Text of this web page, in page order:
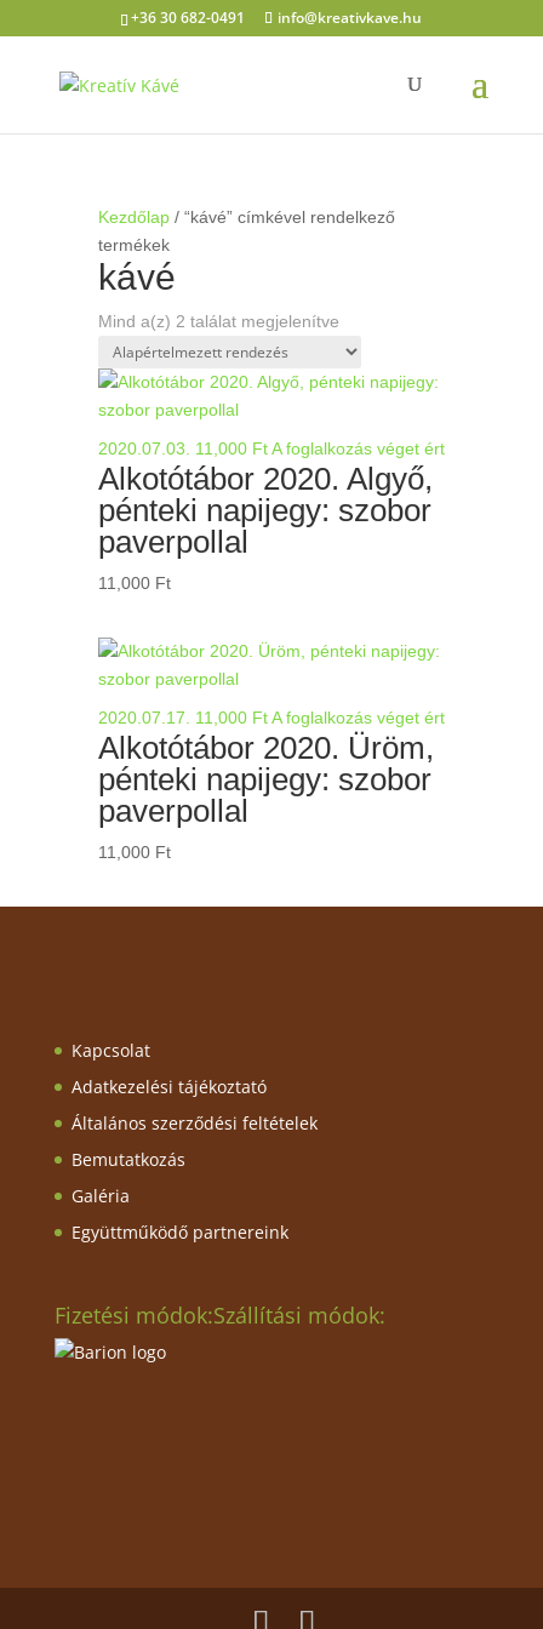
+36 30 682-0491 info@kreativkave.hu
Kezdőlap/ “kávé” címkével rendelkező
termékek
kávé
Mind a(z) 2 találat megjelenítve
2020.07.03. 11,000 Ft A foglalkozás véget ért
Alkotótábor 2020. Algyő,
pénteki napijegy: szobor
paverpollal
11,000 Ft
2020.07.17. 11,000 Ft A foglalkozás véget ért
Alkotótábor 2020. Üröm,
pénteki napijegy: szobor
paverpollal
11,000 Ft
Kapcsolat
Adatkezelési tájékoztató
Általános szerződési feltételek
Bemutatkozás
Galéria
Együttműködő partnereink
Fizetési módok:Szállítási módok: